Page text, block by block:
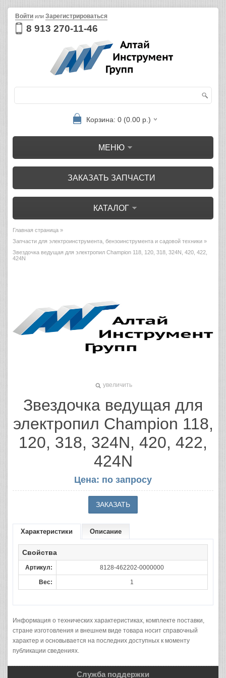
8 913 270-11-46
Войти или Зарегистрироваться
Корзина: 0 (0.00 р.)
МЕНЮ
ЗАКАЗАТЬ ЗАПЧАСТИ
КАТАЛОГ
Главная страница »
Запчасти для электроинструмента, бензоинструмента и садовой техники »
Звездочка ведущая для электропил Champion 118, 120, 318, 324N, 420, 422,
424N
увеличить
Звездочка ведущая для
электропил Champion 118,
120, 318, 324N, 420, 422,
424N
Цена: по запросу
Характеристики Описание
Свойства
Артикул: 8128-462202-0000000
Вес: 1
Информация о технических характеристиках, комплекте поставки,
стране изготовления и внешнем виде товара носит справочный
характер и основывается на последних доступных к моменту
публикации сведениях.
Служба поддержки